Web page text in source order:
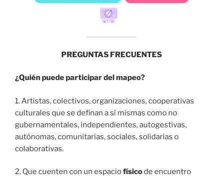
PREGUNTAS FRECUENTES
¿Quién puede participar del mapeo?
1. Artistas, colectivos, organizaciones, cooperativas
culturales que se definan a sí mismas como no
gubernamentales, independientes, autogestivas,
autónomas, comunitarias, sociales, solidarias o
colaborativas.
2. Que cuenten con un espaciofísicode encuentro